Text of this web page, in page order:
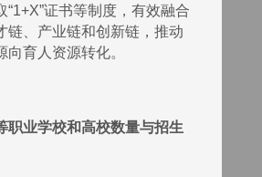
“1+X”证书等制度，有效融合
链、产业链和创新链，推动
向育人资源转化。
职业学校和高校数量与招生